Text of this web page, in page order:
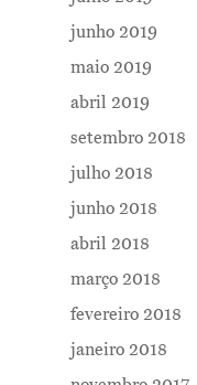
junho 2019
maio 2019
abril 2019
setembro 2018
julho 2018
junho 2018
abril 2018
março 2018
fevereiro 2018
janeiro 2018